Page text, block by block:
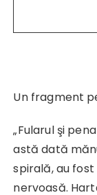
Un fragment
„Fularul şi
astă dată
spirală, au
nervoasă.